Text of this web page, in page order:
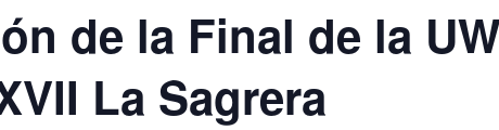
de la Final de la
La Sagrera